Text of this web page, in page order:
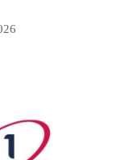
i Sport 1 sin